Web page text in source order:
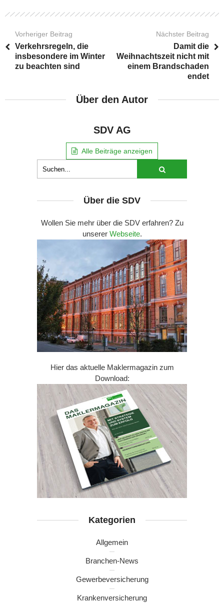
Vorheriger Beitrag
Verkehrsregeln, die
insbesondere im Winter
zu beachten sind
Nächster Beitrag
Damit die
Weihnachtszeit nicht mit
einem Brandschaden
endet
Über den Autor
SDV AG
Alle Beiträge anzeigen
Über die SDV
Wollen Sie mehr über die SDV erfahren? Zu
unserer Webseite.
Hier das aktuelle Maklermagazin zum
Download:
Kategorien
Allgemein
Branchen-News
Gewerbeversicherung
Krankenversicherung